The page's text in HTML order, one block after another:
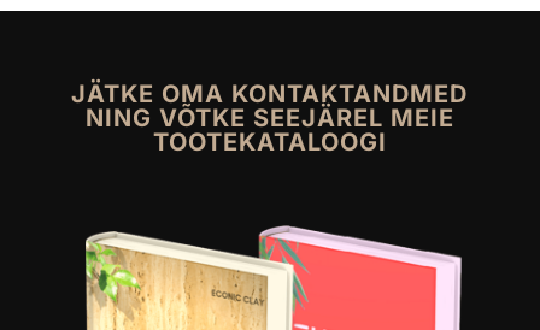
JÄTKE OMA KONTAKTANDMED
NING VÕTKE SEEJÄREL MEIE
TOOTEKATALOOGI